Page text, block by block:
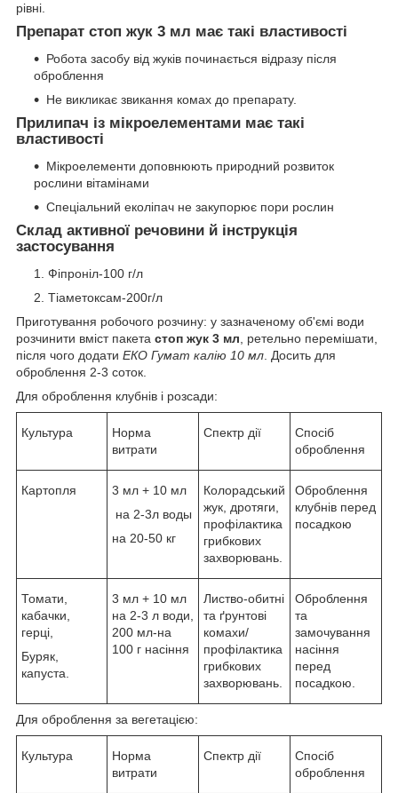
рівні.
Препарат стоп жук 3 мл має такі властивості
Робота засобу від жуків починається відразу після
оброблення
Не викликає звикання комах до препарату.
Прилипач із мікроелементами має такі
властивості
Мікроелементи доповнюють природний розвиток
рослини вітамінами
Спеціальний еколіпач не закупорює пори рослин
Склад активної речовини й інструкція
застосування
Фіпроніл-100 г/л
Тіаметоксам-200г/л
Приготування робочого розчину: у зазначеному об'ємі води
розчинити вміст пакета стоп жук 3 мл , ретельно перемішати,
після чого додати ЕКО Гумат калію 10 мл . Досить для
оброблення 2-3 соток.
Для оброблення клубнів і розсади:
Культура
Норма
витрати
Спектр дії
Спосіб
оброблення
Картопля
3 мл + 10 мл
на 2-3л воды
на 20-50 кг
Колорадський
жук, дротяги,
профілактика
грибкових
захворювань.
Оброблення
клубнів перед
посадкою
Томати,
кабачки,
герці,
Буряк,
капуста.
3 мл + 10 мл
на 2-3 л води,
200 мл-на
100 г насіння
Листво-обитні
та ґрунтові
комахи/
профілактика
грибкових
захворювань.
Оброблення
та
замочування
насіння
перед
посадкою.
Для оброблення за вегетацією:
Культура
Норма
витрати
Спектр дії
Спосіб
оброблення